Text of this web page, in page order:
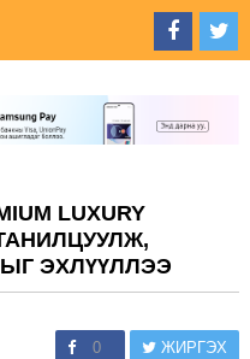
LUXURY
ЭХЛҮҮЛЛЭЭ
0 ЖИРГЭХ